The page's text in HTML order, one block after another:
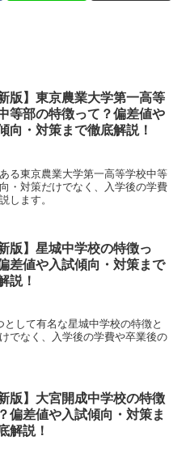
新版】東京農業大学第一高等
等部の特徴って？偏差値や
向・対策まで徹底解説！
る東京農業大学第一高等学校中等
・対策だけでなく、入学後の学費
します。
版】星城中学校の特徴っ
差値や入試傾向・対策まで
説！
して有名な星城中学校の特徴と
でなく、入学後の学費や卒業後の
新版】大宮開成中学校の特徴
偏差値や入試傾向・対策ま
解説！